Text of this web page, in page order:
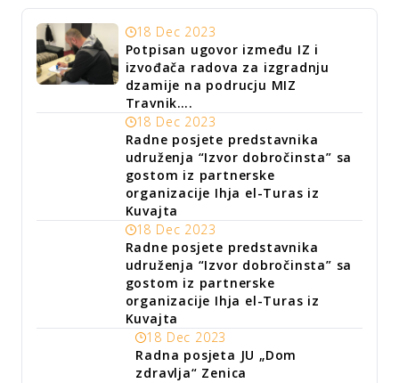
18 Dec 2023
Potpisan ugovor između IZ i
izvođača radova za izgradnju
dzamije na podrucju MIZ
Travnik….
18 Dec 2023
Radne posjete predstavnika
udruženja “Izvor dobročinsta” sa
gostom iz partnerske
organizacije Ihja el-Turas iz
Kuvajta
18 Dec 2023
Radne posjete predstavnika
udruženja “Izvor dobročinsta” sa
gostom iz partnerske
organizacije Ihja el-Turas iz
Kuvajta
18 Dec 2023
Radna posjeta JU „Dom
zdravlja“ Zenica